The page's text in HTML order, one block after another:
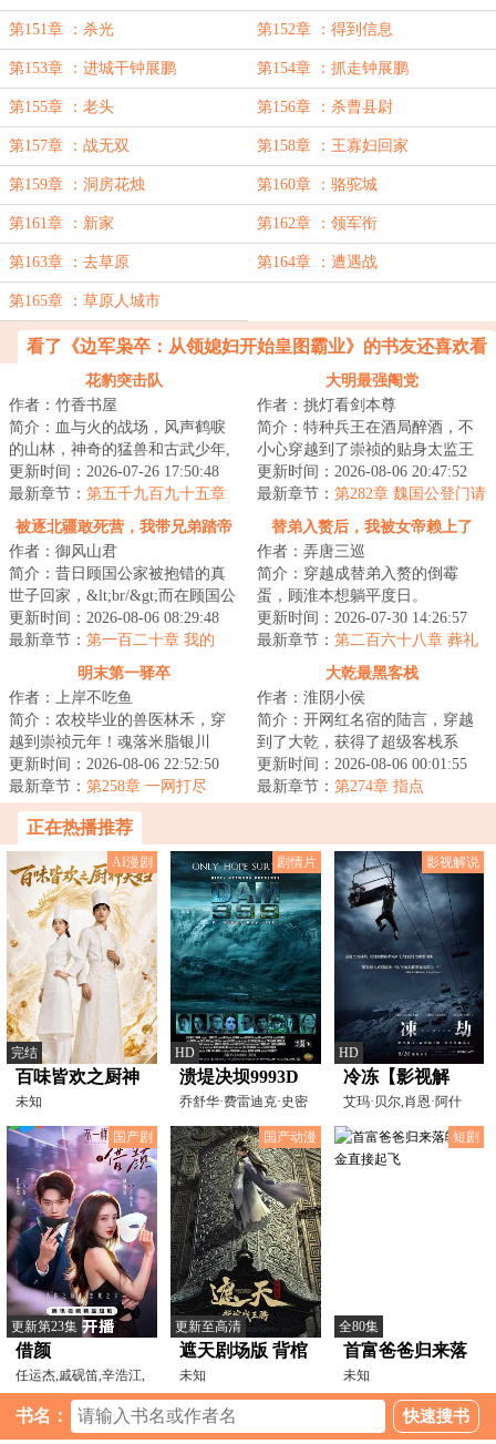
第151章 ：杀光 第152章 ：得到信息
第153章 ：进城干钟展鹏 第154章 ：抓走钟展鹏
第155章 ：老头 第156章 ：杀曹县尉
第157章 ：战无双 第158章 ：王寡妇回家
第159章 ：洞房花烛 第160章 ：骆驼城
第161章 ：新家 第162章 ：领军衔
第163章 ：去草原 第164章 ：遭遇战
第165章 ：草原人城市
看了《边军枭卒：从领媳妇开始皇图霸业》的书友还喜欢看
花豹突击队
作者：竹香书屋
简介：血与火的战场，风声鹤唳
的山林，神奇的猛兽和古武少年,
这是一支有着铮铮铁骨的特种部
队，这是一群...
更新时间：2026-07-26 17:50:48
最新章节： 第五千九百九十五章
全权指挥
大明最强阉党
作者：挑灯看剑本尊
简介：特种兵王在酒局醉酒，不
小心穿越到了崇祯的贴身太监王
承恩的身上。别人穿越要么是黄
袍加身，君临天...
更新时间：2026-08-06 20:47:52
最新章节： 第282章 魏国公登门请
罪！
被逐北疆敢死营，我带兄弟踏帝
京
作者：御风山君
简介：昔日顾国公家被抱错的真
世子回家，&lt;br/&gt;而在顾国公
家生活了十八年的顾长渊成了假
世子。&lt;b...
更新时间：2026-08-06 08:29:48
最新章节： 第一百二十章 我的
诗，是命换的
替弟入赘后，我被女帝赖上了
作者：弄唐三巡
简介：穿越成替弟入赘的倒霉
蛋，顾淮本想躺平度日。
&lt;br/&gt;可二哥拿了他的计策献
给女帝后，竟一路高...
更新时间：2026-07-30 14:26:57
最新章节： 第二百六十八章 葬礼
上的不速之客
明末第一驿卒
作者：上岸不吃鱼
简介：农校毕业的兽医林禾，穿
越到崇祯元年！魂落米脂银川
驿，成了最低微的驿站小卒。朝
堂崩坏，流民遍地...
更新时间：2026-08-06 22:52:50
最新章节： 第258章 一网打尽
大乾最黑客栈
作者：淮阴小侯
简介：开网红名宿的陆言，穿越
到了大乾，获得了超级客栈系
统。客栈的床，睡一晚，不但助
眠效果拉满，还能...
更新时间：2026-08-06 00:01:55
最新章节： 第274章 指点
正在热播推荐
AI漫剧
完结
百味皆欢之厨神
夫妇
未知
剧情片
HD
溃堤决坝9993D
乔舒华·费雷迪克·史密
斯,Vinay,MeghaBurm
影视解说
HD
冷冻【影视解
说】
艾玛·贝尔,肖恩·阿什
莫,凯文·席格斯,阿
国产剧
更新第23集
借颜
任运杰,戚砚笛,辛浩江,
安琪儿,柳琦,王曜,魏
国产动漫
更新至高清
遮天剧场版 背棺
战王腾
未知
短剧
全80集
首富爸爸归来落
魄千金直接起飞
未知
书名：